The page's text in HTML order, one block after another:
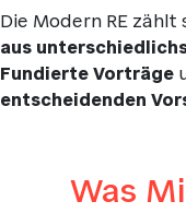
Die Modern RE
aus
Fundierte Vorträge
entscheidenden
Was